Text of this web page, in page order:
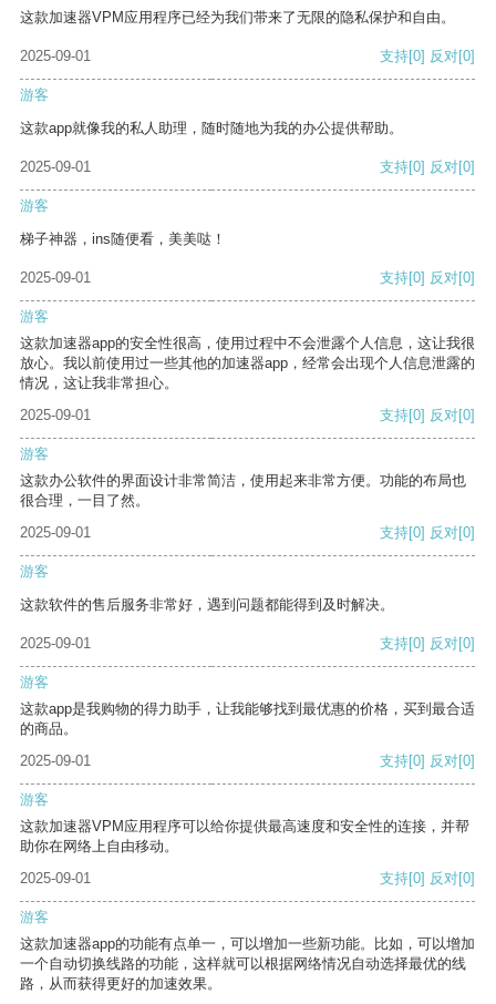
这款加速器VPM应用程序已经为我们带来了无限的隐私保护和自由。
2025-09-01 支持[0] 反对[0]
游客
这款app就像我的私人助理，随时随地为我的办公提供帮助。
2025-09-01 支持[0] 反对[0]
游客
梯子神器，ins随便看，美美哒！
2025-09-01 支持[0] 反对[0]
游客
这款加速器app的安全性很高，使用过程中不会泄露个人信息，这让我很
放心。我以前使用过一些其他的加速器app，经常会出现个人信息泄露的
情况，这让我非常担心。
2025-09-01
支持[0] 反对[0]
游客
这款办公软件的界面设计非常简洁，使用起来非常方便。功能的布局也
很合理，一目了然。
2025-09-01
支持[0] 反对[0]
游客
这款软件的售后服务非常好，遇到问题都能得到及时解决。
2025-09-01 支持[0] 反对[0]
游客
这款app是我购物的得力助手，让我能够找到最优惠的价格，买到最合适
的商品。
2025-09-01
支持[0] 反对[0]
游客
这款加速器VPM应用程序可以给你提供最高速度和安全性的连接，并帮
助你在网络上自由移动。
2025-09-01
支持[0] 反对[0]
游客
这款加速器app的功能有点单一，可以增加一些新功能。比如，可以增加
一个自动切换线路的功能，这样就可以根据网络情况自动选择最优的线
路，从而获得更好的加速效果。